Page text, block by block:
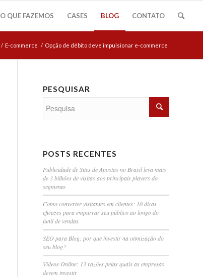
O QUE FAZEMOS CASES BLOG CONTATO
/ E-commerce / Opção de débito deve impulsionar e-commerce
PESQUISAR
POSTS RECENTES
Publicidade de Sites de Apostas no Brasil leva mais
de 3 bilhões de visitas aos principais players do
segmento
Como converter visitantes em clientes: 10 dicas
eficazes para empurrar seu público ao longo do
funil de vendas
SEO para Blog: por que investir na otimização do
seu blog?
Vídeos Online: 13 razões pelas quais as empresas
devem investir